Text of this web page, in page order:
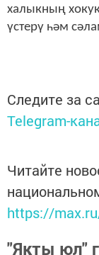
халыкның
үстерү һәм
Следите за
Telegram-
Читайте
https://
"Якты юл"